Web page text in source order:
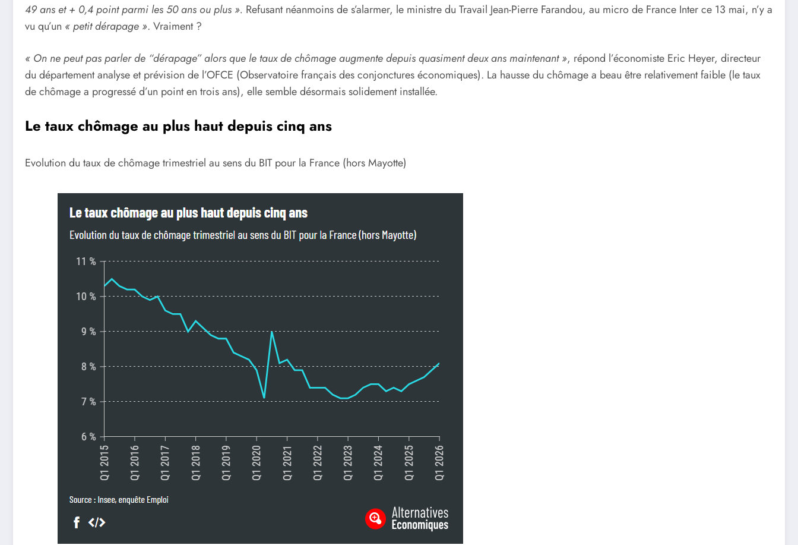
49 ans et + 0,4 point parmi les 50 ans ou plus ». Refusant néanmoins de s’alarmer, le ministre du Travail Jean-Pierre Farandou, au micro de France Inter ce 13 mai, n’y a
vu qu’un « petit dérapage ». Vraiment ?
« On ne peut pas parler de “dérapage” alors que le taux de chômage augmente depuis quasiment deux ans maintenant », répond l’économiste Eric Heyer, directeur
du département analyse et prévision de l’OFCE (Observatoire français des conjonctures économiques). La hausse du chômage a beau être relativement faible (le taux
de chômage a progressé d’un point en trois ans), elle semble désormais solidement installée.
Le taux chômage au plus haut depuis cinq ans
Evolution du taux de chômage trimestriel au sens du BIT pour la France (hors Mayotte)